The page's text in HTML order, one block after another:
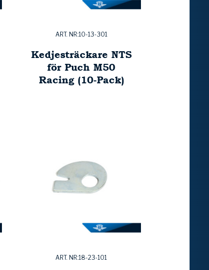
ART. NR:10-13-301
Kedjesträckare NTS
för Puch M50
Racing (10-Pack)
ART. NR:18-23-101